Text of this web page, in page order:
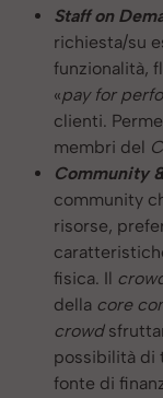
Staff on
richiesta/su
funzionalità,
«pay for
clienti.
membri del
Community
community
risorse,
fisica. Il
della core
crowd
possibilità di
fonte di